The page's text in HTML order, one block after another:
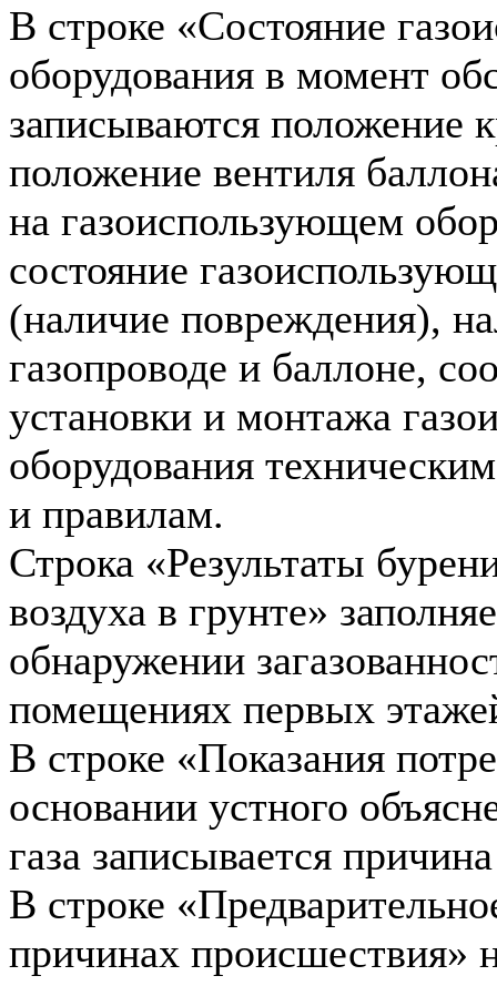
В строке «Состояние
оборудования в момент
записываются положение
положение вентиля
на газоиспользующем
состояние
(наличие повреждения),
газопроводе и баллоне,
установки и монтажа
оборудования
и правилам.
Строка «Результаты
воздуха в грунте»
обнаружении
помещениях первых
В строке «Показания
основании устного
газа записывается
В строке
причинах происшествия»